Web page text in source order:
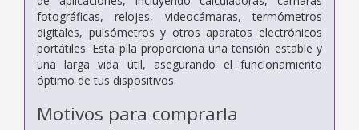
fotográficas, relojes, videocámaras, termómetros
digitales, pulsómetros y otros aparatos electrónicos
portátiles. Esta pila proporciona una tensión estable y
una larga vida útil, asegurando el funcionamiento
óptimo de tus dispositivos.
Motivos para comprarla